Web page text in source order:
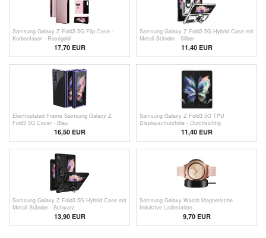
Samsung Galaxy Z Fold3 5G Flip Case -
Karbonfaser - Roségold
17,70 EUR
Samsung Galaxy Z Fold3 5G Hybrid Case mit
Metall Ständer - Silber
11,40 EUR
Electroplated Frame Samsung Galaxy Z
Fold3 5G Cover - Blau
16,50 EUR
Samsung Galaxy Z Fold3 5G TPU
Displayschutzfolie - Durchsichtig
11,40 EUR
Samsung Galaxy Z Fold3 5G Hybrid Case mit
Metall Ständer - Schwarz
13,90 EUR
Samsung Galaxy Watch Magnetische
Induktive Ladestation
9,70EUR